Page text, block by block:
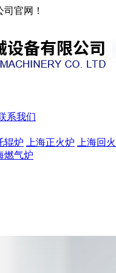
官网！
系我们
辊炉 上海正火炉
上海回
燃气炉